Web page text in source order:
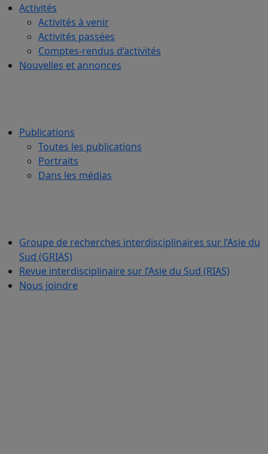
Activités
Activités à venir
Activités passées
Comptes-rendus d’activités
Nouvelles et annonces
Publications
Toutes les publications
Portraits
Dans les médias
Groupe de recherches interdisciplinaires sur l’Asie du
Sud (GRIAS)
Revue interdisciplinaire sur l’Asie du Sud (RIAS)
Nous joindre